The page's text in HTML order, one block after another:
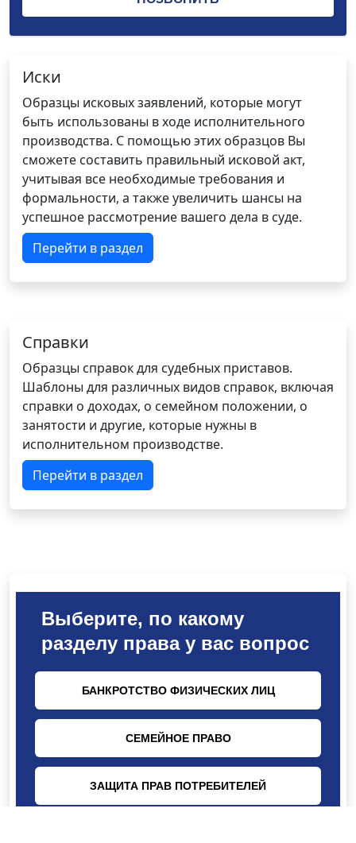
Иски
Образцы исковых заявлений, которые могут
быть использованы в ходе исполнительного
производства. С помощью этих образцов Вы
сможете составить правильный исковой акт,
учитывая все необходимые требования и
формальности, а также увеличить шансы на
успешное рассмотрение вашего дела в суде.
Перейти в раздел
Справки
Образцы справок для судебных приставов.
Шаблоны для различных видов справок, включая
справки о доходах, о семейном положении, о
занятости и другие, которые нужны в
исполнительном производстве.
Перейти в раздел